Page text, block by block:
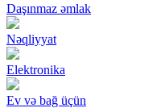
Daşınmaz əmlak
Nəqliyyat
Elektronika
Ev və bağ üçün